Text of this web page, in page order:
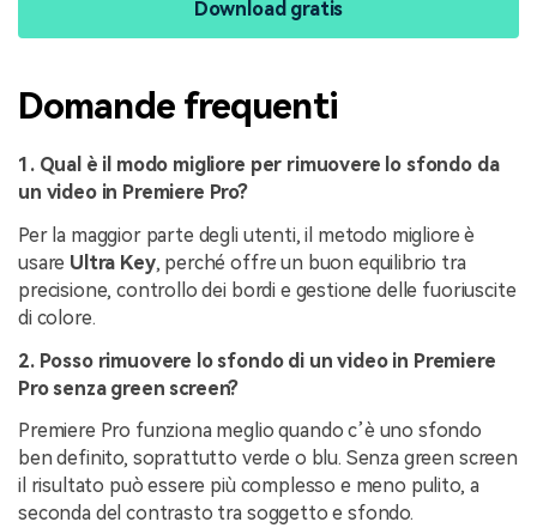
Download gratis
Domande frequenti
1. Qual è il modo migliore per rimuovere lo sfondo da
un video in Premiere Pro?
Per la maggior parte degli utenti, il metodo migliore è
usare Ultra Key, perché offre un buon equilibrio tra
precisione, controllo dei bordi e gestione delle fuoriuscite
di colore.
2. Posso rimuovere lo sfondo di un video in Premiere
Pro senza green screen?
Premiere Pro funziona meglio quando c’è uno sfondo
ben definito, soprattutto verde o blu. Senza green screen
il risultato può essere più complesso e meno pulito, a
seconda del contrasto tra soggetto e sfondo.